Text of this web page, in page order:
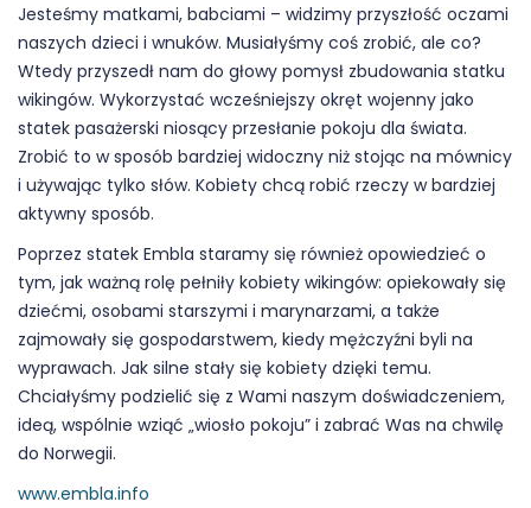
Jesteśmy matkami, babciami – widzimy przyszłość oczami
naszych dzieci i wnuków. Musiałyśmy coś zrobić, ale co?
Wtedy przyszedł nam do głowy pomysł zbudowania statku
wikingów. Wykorzystać wcześniejszy okręt wojenny jako
statek pasażerski niosący przesłanie pokoju dla świata.
Zrobić to w sposób bardziej widoczny niż stojąc na mównicy
i używając tylko słów. Kobiety chcą robić rzeczy w bardziej
aktywny sposób.
Poprzez statek Embla staramy się również opowiedzieć o
tym, jak ważną rolę pełniły kobiety wikingów: opiekowały się
dziećmi, osobami starszymi i marynarzami, a także
zajmowały się gospodarstwem, kiedy mężczyźni byli na
wyprawach. Jak silne stały się kobiety dzięki temu.
Chciałyśmy podzielić się z Wami naszym doświadczeniem,
ideą, wspólnie wziąć „wiosło pokoju” i zabrać Was na chwilę
do Norwegii.
www.embla.info